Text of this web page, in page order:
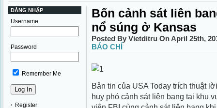
ĐĂNG NHẬP
Username
Password
Remember Me
Register
Bốn cảnh sát liên
nổ súng ở Kansas
Posted By Vietditru On April 25th,
BÁO CHÍ
Bản tin của USA Today trích thuật
huy phó cảnh sát liên bang tại khu